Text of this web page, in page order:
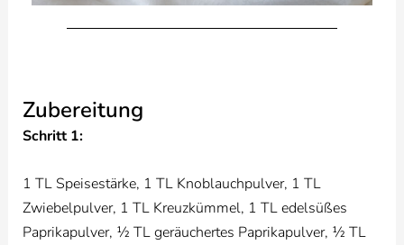
Zubereitung
Schritt 1:
1 TL Speisestärke, 1 TL Knoblauchpulver, 1 TL
Zwiebelpulver, 1 TL Kreuzkümmel, 1 TL edelsüßes
Paprikapulver, ½ TL geräuchertes Paprikapulver, ½ TL